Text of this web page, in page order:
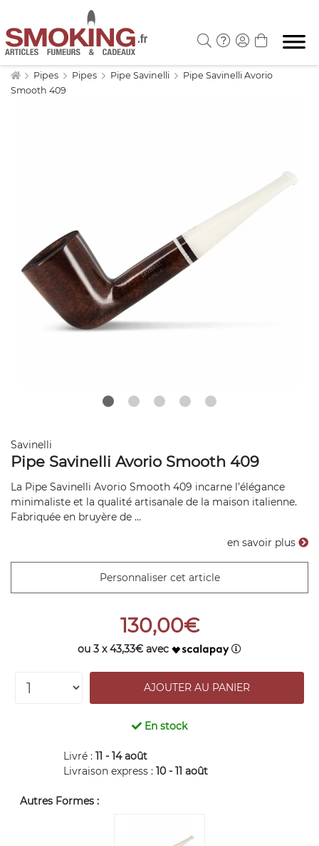
Pipes Pipes Pipe Savinelli
Pipe Savinelli Avorio
Smooth 409
Savinelli
Pipe Savinelli Avorio Smooth 409
La Pipe Savinelli Avorio Smooth 409 incarne l’élégance
minimaliste et la qualité artisanale de la maison italienne.
Fabriquée en bruyère de ...
en savoir plus
Personnaliser cet article
130,00€
ou 3 x 43,33€ avec
En stock
Livré : 11 - 14 août
Livraison express : 10 - 11 août
Autres Formes :